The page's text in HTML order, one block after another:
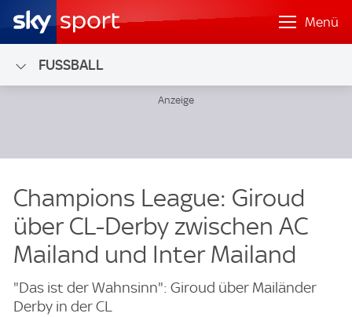
Menü
FUSSBALL
Champions League: Giroud
über CL-Derby zwischen AC
Mailand und Inter Mailand
"Das ist der Wahnsinn": Giroud über Mailänder
Derby in der CL